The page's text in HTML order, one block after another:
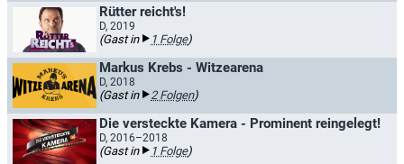
Rütter reicht's!
D, 2019
(Gast in 1 Folge)
Markus Krebs - Witzearena
D, 2018
(Gast in 2 Folgen)
Die versteckte Kamera - Prominent reingelegt!
D, 2016–2018
(Gast in 1 Folge)